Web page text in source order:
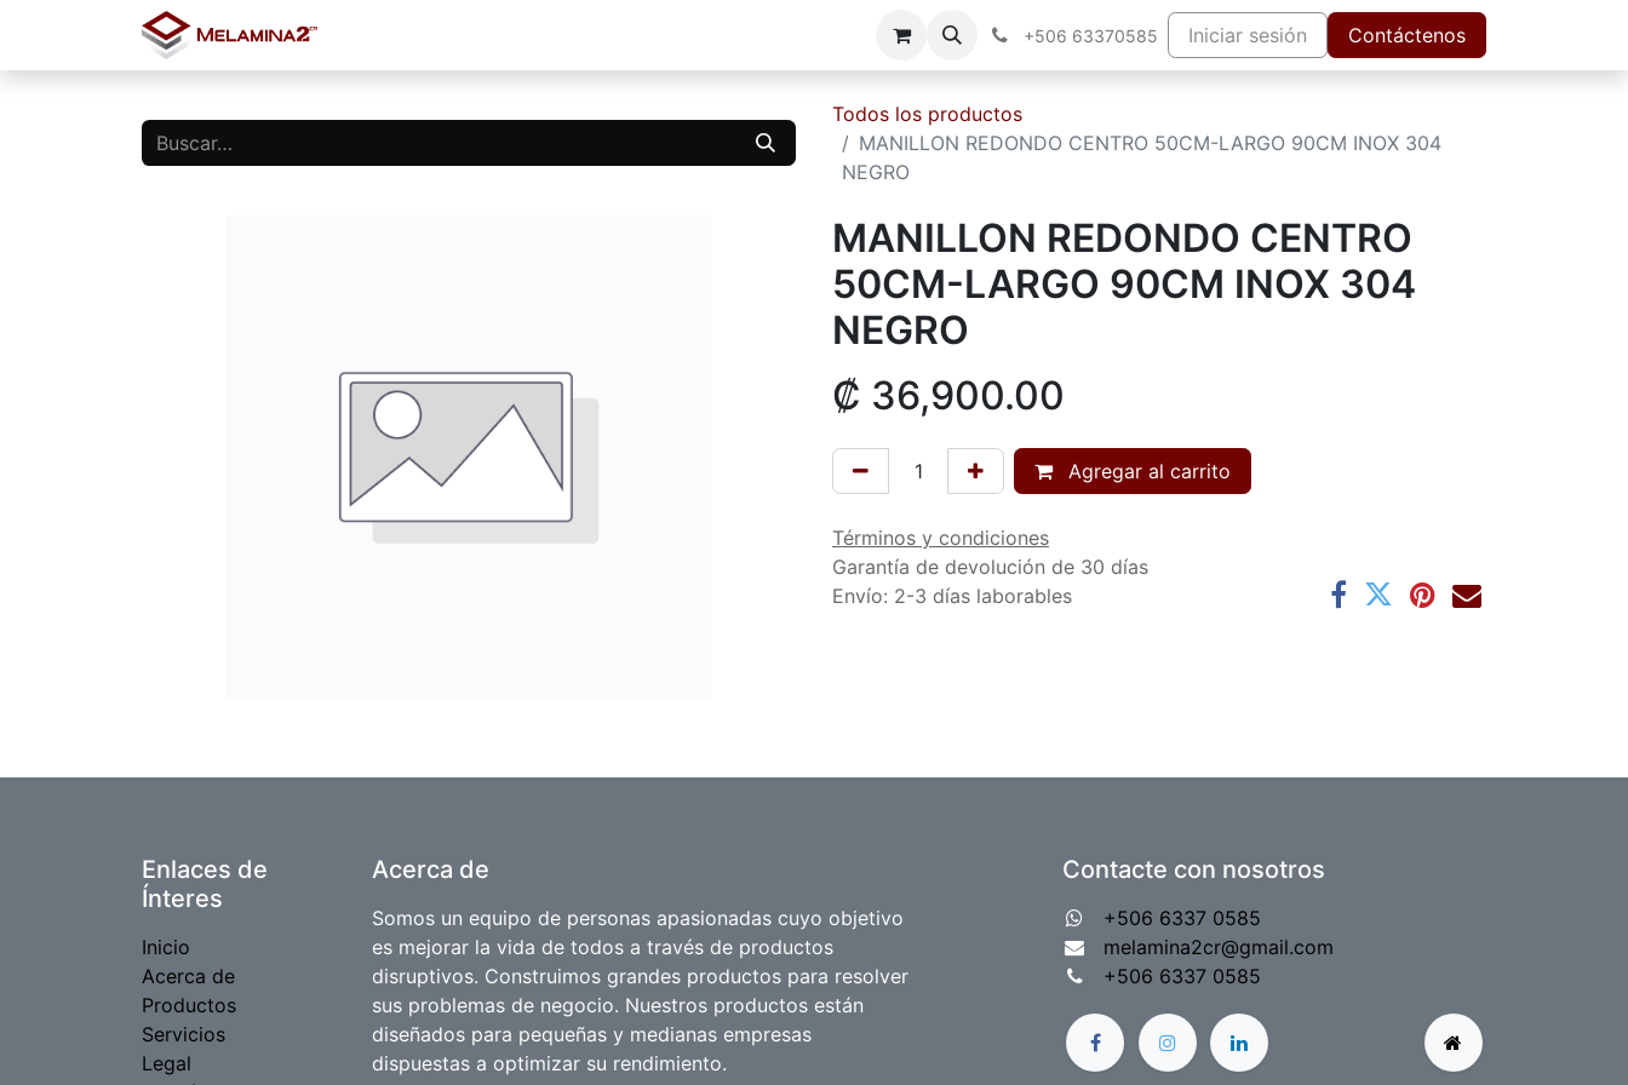
+506 63370585 Iniciar sesión Contáctenos
Todos los productos
MANILLON REDONDO CENTRO 50CM-LARGO 90CM INOX 304
NEGRO
MANILLON REDONDO CENTRO
50CM-LARGO 90CM INOX 304
NEGRO
₡ 36,900.00
Agregar al carrito
Términos y condiciones
Garantía de devolución de 30 días
Envío: 2-3 días laborables
Enlaces de
Ínteres
Inicio
Acerca de
Productos
Servicios
Legal
Acerca de
Somos un equipo de personas apasionadas cuyo objetivo
es mejorar la vida de todos a través de productos
disruptivos. Construimos grandes productos para resolver
sus problemas de negocio. Nuestros productos están
diseñados para pequeñas y medianas empresas
dispuestas a optimizar su rendimiento.
Contacte con nosotros
+506 6337 0585
melamina2cr@gmail.com
+506 6337 0585